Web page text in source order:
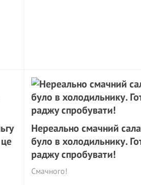
Нереально смачний
було в холодильнику.
раджy спробувати!
Смачного!